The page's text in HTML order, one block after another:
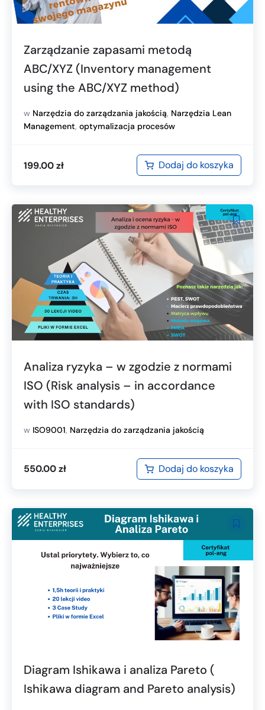
Zarządzanie zapasami metodą
ABC/XYZ (Inventory management
using the ABC/XYZ method)
w Narzędzia do zarządzania jakością, Narzędzia Lean
Management, optymalizacja procesów
199.00zł Dodaj do koszyka
Analiza ryzyka – w zgodzie z normami
ISO (Risk analysis – in accordance
with ISO standards)
w ISO9001, Narzędzia do zarządzania jakością
550.00zł Dodaj do koszyka
Diagram Ishikawa i analiza Pareto (
Ishikawa diagram and Pareto analysis)